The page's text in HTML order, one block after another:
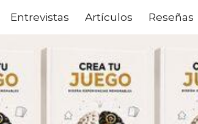
Skip to navigation
Entrevistas Artículos Reseñas